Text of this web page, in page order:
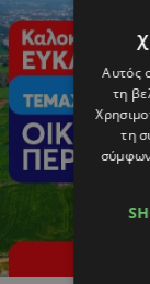
Αυτός
τη
τη